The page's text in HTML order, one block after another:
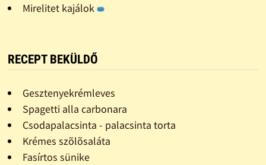
Mirelitet kajálok
RECEPT BEKÜLDŐ
Gesztenyekrémleves
Spagetti alla carbonara
Csodapalacsinta - palacsinta torta
Krémes szõlõsaláta
Fasírtos sünike